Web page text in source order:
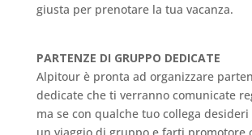
giusta per prenotare la tua vacanza.
PARTENZE DI GRUPPO DEDICATE
Alpitour è pronta ad organizzare
dedicate che ti verranno comunicate
ma se con qualche tuo collega